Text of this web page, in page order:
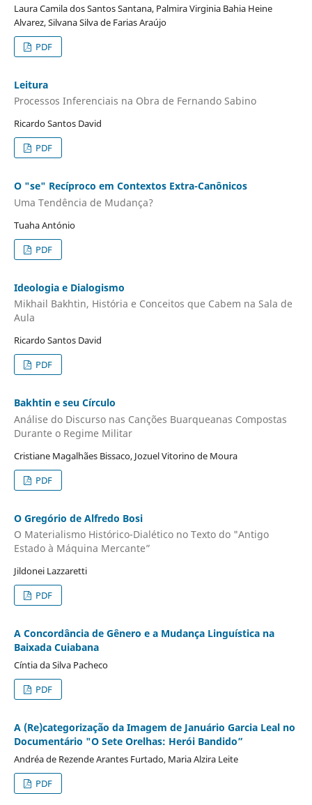
Laura Camila dos Santos Santana, Palmira Virginia Bahia Heine
Alvarez, Silvana Silva de Farias Araújo
PDF
Leitura
Processos Inferenciais na Obra de Fernando Sabino
Ricardo Santos David
PDF
O "se" Recíproco em Contextos Extra-Canônicos
Uma Tendência de Mudança?
Tuaha António
PDF
Ideologia e Dialogismo
Mikhail Bakhtin, História e Conceitos que Cabem na Sala de
Aula
Ricardo Santos David
PDF
Bakhtin e seu Círculo
Análise do Discurso nas Canções Buarqueanas Compostas
Durante o Regime Militar
Cristiane Magalhães Bissaco, Jozuel Vitorino de Moura
PDF
O Gregório de Alfredo Bosi
O Materialismo Histórico-Dialético no Texto do "Antigo
Estado à Máquina Mercante”
Jildonei Lazzaretti
PDF
A Concordância de Gênero e a Mudança Linguística na
Baixada Cuiabana
Cíntia da Silva Pacheco
PDF
A (Re)categorização da Imagem de Januário Garcia Leal no
Documentário "O Sete Orelhas: Herói Bandido”
Andréa de Rezende Arantes Furtado, Maria Alzira Leite
PDF